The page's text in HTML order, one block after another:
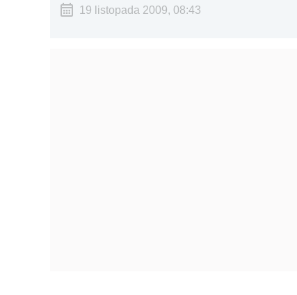
19 listopada 2009, 08:43